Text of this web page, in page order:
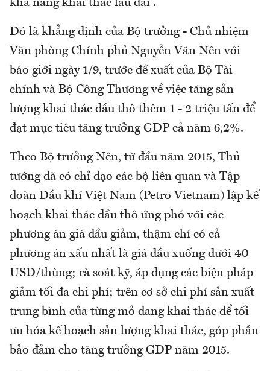
khả năng khai thác lâu dài”.
Đó là khẳng định của Bộ trưởng - Chủ nhiệm
Văn phòng Chính phủ Nguyễn Văn Nên với
báo giới ngày 1/9, trước đề xuất của Bộ Tài
chính và Bộ Công Thương về việc tăng sản
lượng khai thác dầu thô thêm 1 - 2 triệu tấn để
đạt mục tiêu tăng trưởng GDP cả năm 6,2%.
Theo Bộ trưởng Nên, từ đầu năm 2015, Thủ
tướng đã có chỉ đạo các bộ liên quan và Tập
đoàn Dầu khí Việt Nam (Petro Vietnam) lập kế
hoạch khai thác dầu thô ứng phó với các
phương án giá dầu giảm, thậm chí có cả
phương án xấu nhất là giá dầu xuống dưới 40
USD/thùng; rà soát kỹ, áp dụng các biện pháp
giảm tối đa chi phí; trên cơ sở chi phí sản xuất
trung bình của từng mỏ đang khai thác để tối
ưu hóa kế hoạch sản lượng khai thác, góp phần
bảo đảm cho tăng trưởng GDP năm 2015.